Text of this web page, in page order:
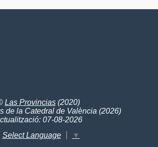
Las Provincias(2020)
de la Catedral de València (2026)
07-08-2026
Select Language
▼